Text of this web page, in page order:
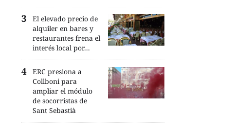
El elevado precio de
alquiler en bares y
restaurantes frena el
interés local por...
ERC presiona a
Collboni para
ampliar el módulo
de socorristas de
Sant Sebastià